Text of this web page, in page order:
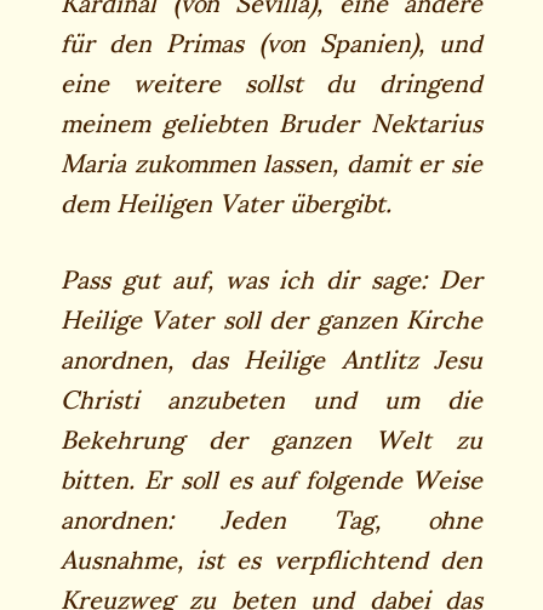
für den Primas (von Spanien), und
eine weitere sollst du dringend
meinem geliebten Bruder Nektarius
Maria zukommen lassen, damit er sie
dem Heiligen Vater übergibt.
Pass gut auf, was ich dir sage: Der
Heilige Vater soll der ganzen Kirche
anordnen, das Heilige Antlitz Jesu
Christi anzubeten und um die
Bekehrung der ganzen Welt zu
bitten. Er soll es auf folgende Weise
anordnen: Jeden Tag, ohne
Ausnahme, ist es verpflichtend den